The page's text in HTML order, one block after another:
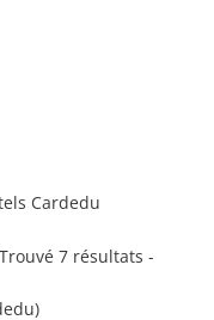
Cardedu
7 résultats -